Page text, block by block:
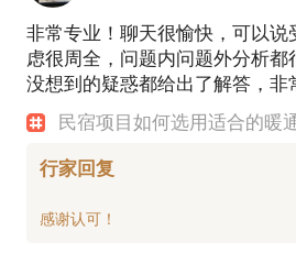
非常专业！聊天很愉快，可以说
虑很周全，问题内问题外分析都
没想到的疑惑都给出了解答，非
民宿项目如何选用适合的暖
行家回复